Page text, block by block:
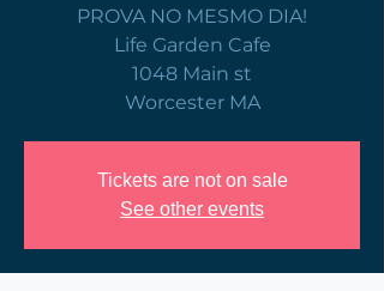
PROVA NO MESMO DIA!
Life Garden Cafe
1048 Main st
Worcester MA
Tickets are not on sale
See other events